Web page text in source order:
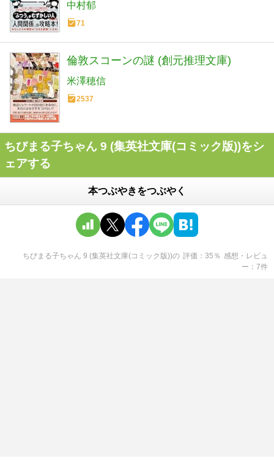
中村郁
71
倫敦スコーンの謎 (創元推理文庫)
米澤穂信
2537
ちびまる子ちゃん 9 (集英社文庫(コミック版))をシ
ェアする
本つぶやきをつぶやく
ちびまる子ちゃん 9 (集英社文庫(コミック版))の 評価 35 ％ 感想・レビュ
ー
7件